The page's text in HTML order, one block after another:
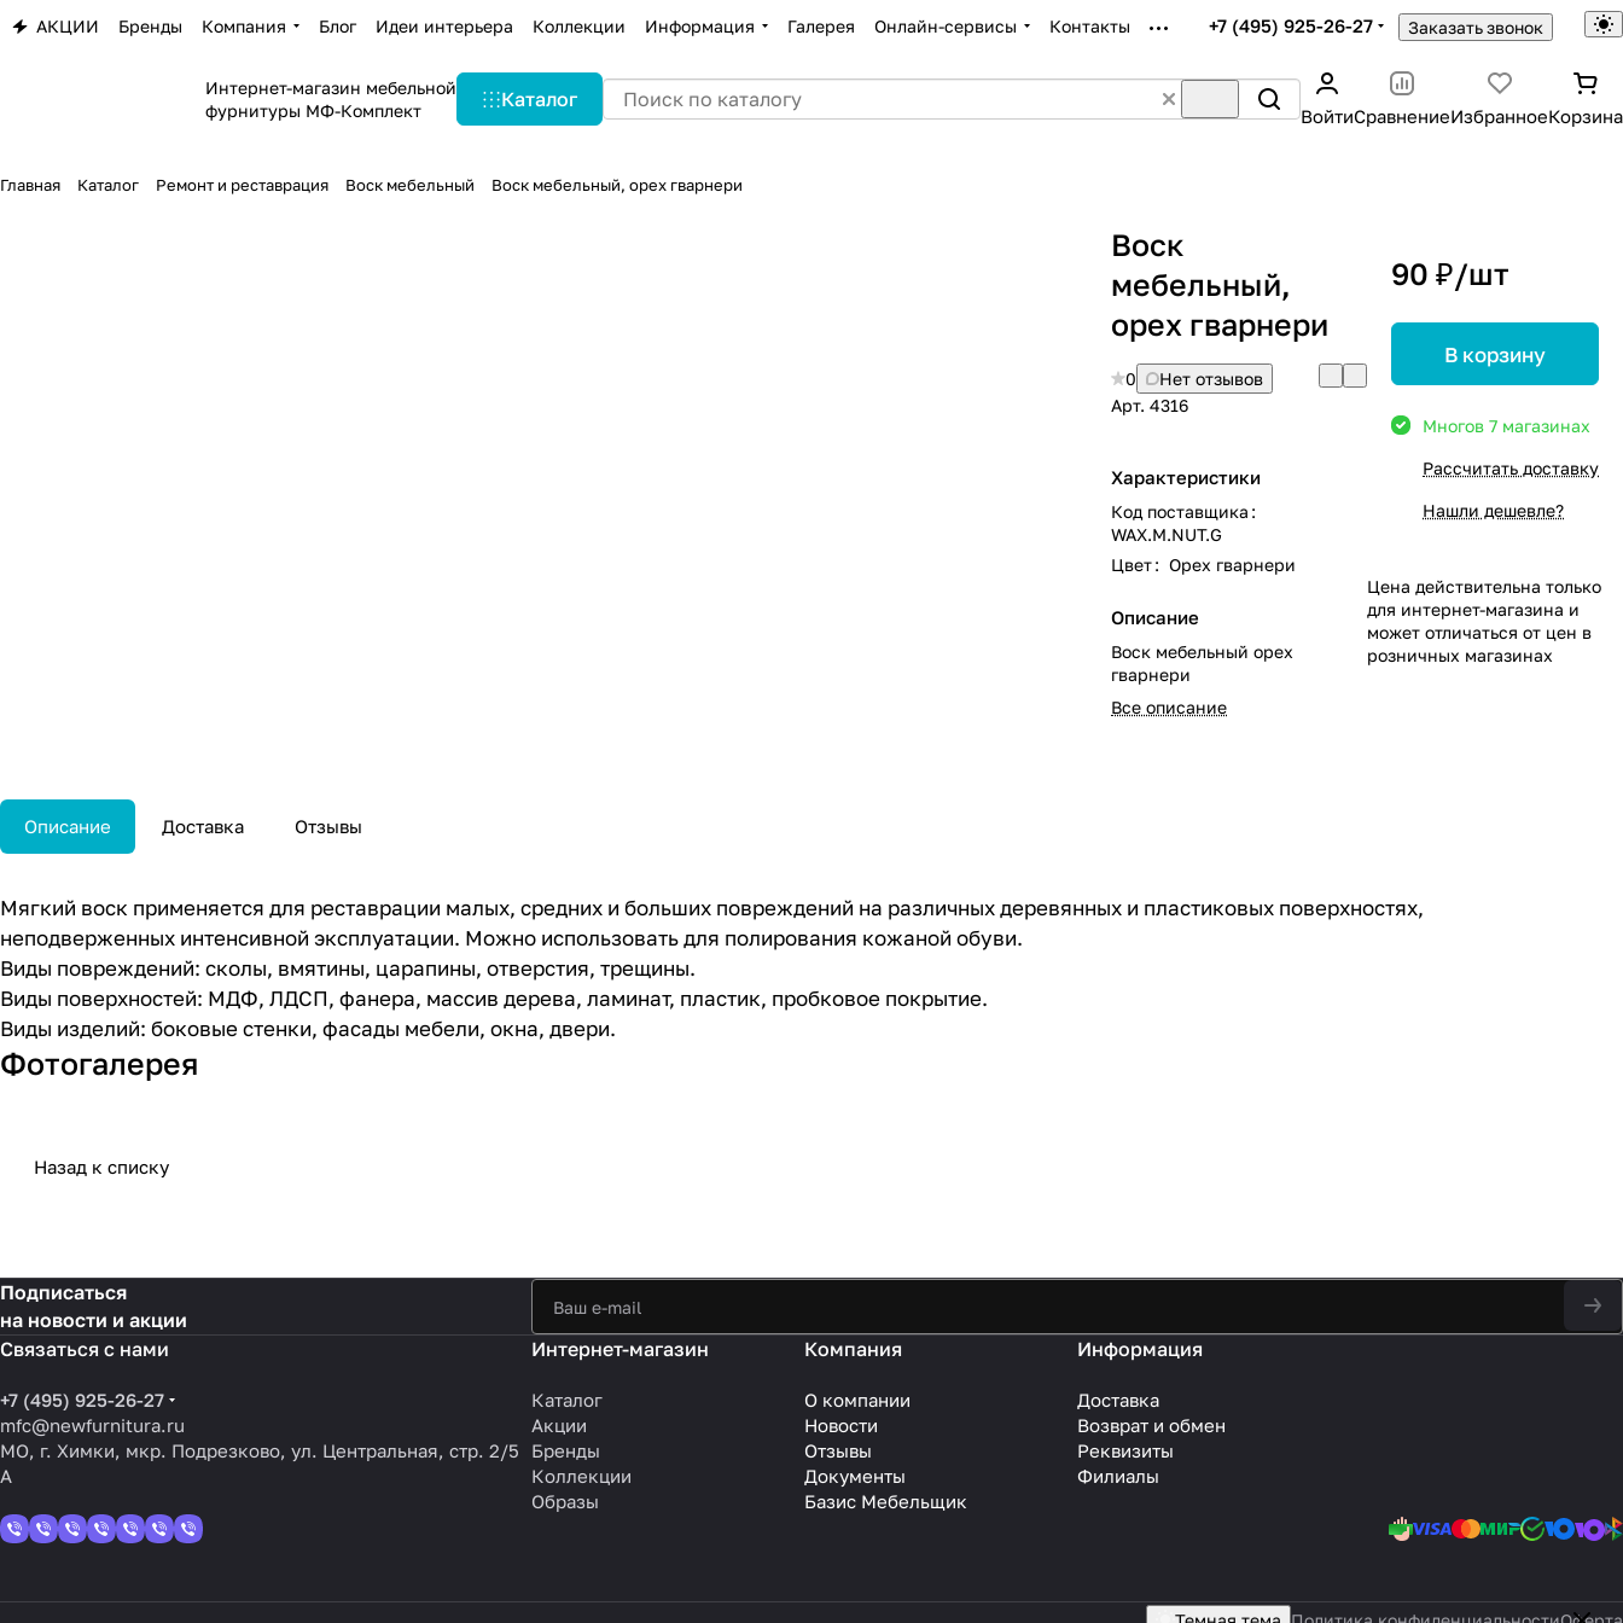
АКЦИИ Бренды Компания Блог Идеи интерьера Коллекции Информация Галерея Онлайн-сервисы Контакты +7 (495) 925-26-27 Заказать звонок
Интернет-магазин мебельной
фурнитуры МФ-Комплект
Каталог
ВойтиСравнениеИзбранноеКорзина
Главная Каталог Ремонт и реставрация Воск мебельный Воск мебельный, орех гварнери
Воск
мебельный,
орех гварнери
0
Нет отзывов
Арт. 4316
Характеристики
Код поставщика :
WAX.M.NUT.G
Цвет: Орех гварнери
Описание
Воск мебельный орех
гварнери
Все описание
90 ₽/шт
В корзину
Многов 7 магазинах
Рассчитать доставку
Нашли дешевле?
Цена действительна только
для интернет-магазина и
может отличаться от цен в
розничных магазинах
Описание Доставка Отзывы
Мягкий воск применяется для реставрации малых, средних и больших повреждений на различных деревянных и пластиковых поверхностях,
неподверженных интенсивной эксплуатации. Можно использовать для полирования кожаной обуви.
Виды повреждений: сколы, вмятины, царапины, отверстия, трещины.
Виды поверхностей: МДФ, ЛДСП, фанера, массив дерева, ламинат, пластик, пробковое покрытие.
Виды изделий: боковые стенки, фасады мебели, окна, двери.
Фотогалерея
Назад к списку
Подписаться
на новости и акции
Связаться с нами
+7 (495) 925-26-27
mfc@newfurnitura.ru
МО, г. Химки, мкр. Подрезково, ул. Центральная, стр. 2/5
А
Интернет-магазин
Каталог
Акции
Бренды
Коллекции
Образы
Компания
О компании
Новости
Отзывы
Документы
Базис Мебельщик
Информация
Доставка
Возврат и обмен
Реквизиты
Филиалы